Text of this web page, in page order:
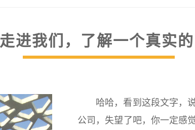
走进我们，了解一个真实
哈哈，看到这段文字，
公司，失望了吧，你一定感